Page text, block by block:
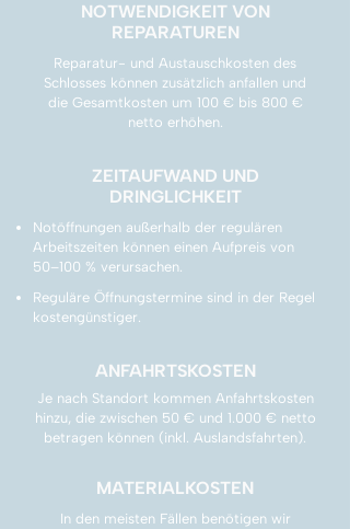
NOTWENDIGKEIT VON
REPARATUREN
Reparatur- und Austauschkosten des
Schlosses können zusätzlich anfallen und
die Gesamtkosten um 100 € bis 800 €
netto erhöhen.
ZEITAUFWAND UND
DRINGLICHKEIT
Notöffnungen außerhalb der regulären
Arbeitszeiten können einen Aufpreis von
50–100 % verursachen.
Reguläre Öffnungstermine sind in der Regel
kostengünstiger.
ANFAHRTSKOSTEN
Je nach Standort kommen Anfahrtskosten
hinzu, die zwischen 50 € und 1.000 € netto
betragen können (inkl. Auslandsfahrten).
MATERIALKOSTEN
In den meisten Fällen benötigen wir